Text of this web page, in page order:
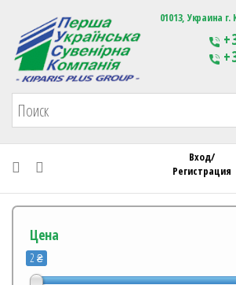
Первая Украинская Сувенирная
01013, Украина
Вход/
Регистрация
Цена
2 ₴